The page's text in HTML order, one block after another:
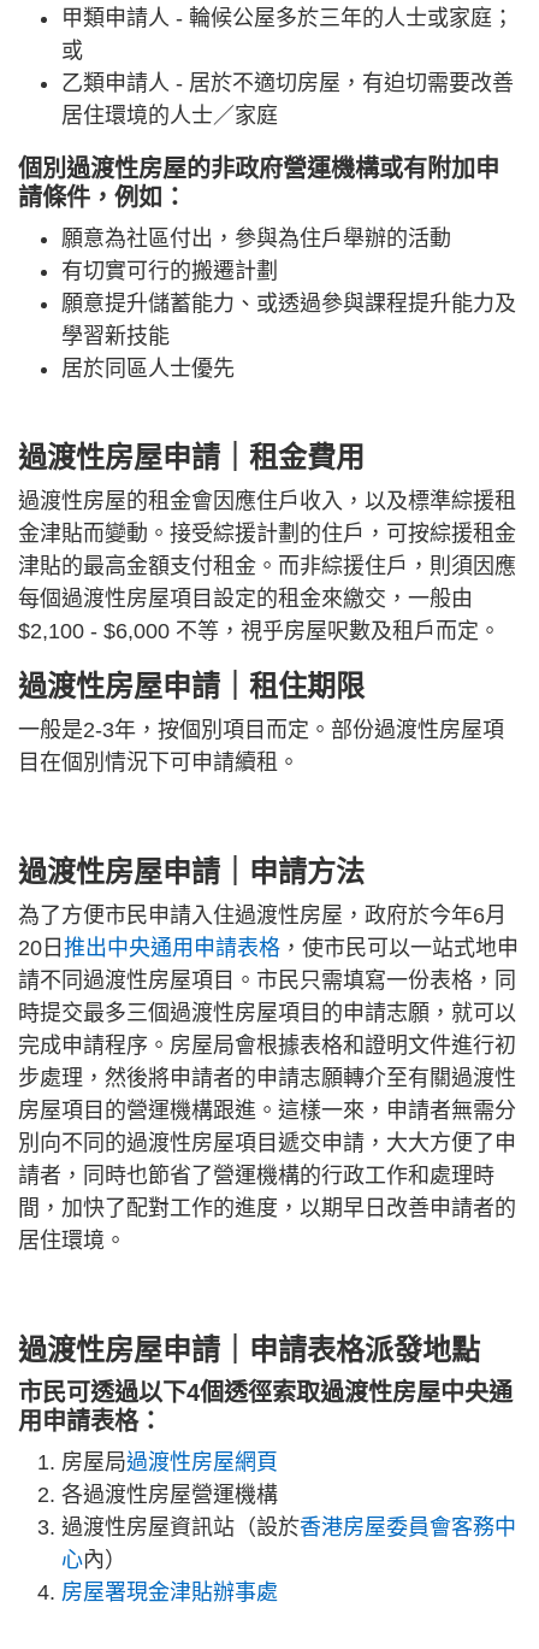
甲類申請人 - 輪候公屋多於三年的人士或家庭；
或
乙類申請人 - 居於不適切房屋，有迫切需要改善
居住環境的人士／家庭
個別過渡性房屋的非政府營運機構或有附加申
請條件，例如：
願意為社區付出，參與為住戶舉辦的活動
有切實可行的搬遷計劃
願意提升儲蓄能力、或透過參與課程提升能力及
學習新技能
居於同區人士優先
過渡性房屋申請｜租金費用
過渡性房屋的租金會因應住戶收入，以及標準綜援租
金津貼而變動。接受綜援計劃的住戶，可按綜援租金
津貼的最高金額支付租金。而非綜援住戶，則須因應
每個過渡性房屋項目設定的租金來繳交，一般由
$2,100 - $6,000 不等，視乎房屋呎數及租戶而定。
過渡性房屋申請｜租住期限
一般是2-3年，按個別項目而定。部份過渡性房屋項
目在個別情況下可申請續租。
過渡性房屋申請｜申請方法
為了方便市民申請入住過渡性房屋，政府於今年6月
20日 推出中央通用申請表格 ，使市民可以一站式地申
請不同過渡性房屋項目。市民只需填寫一份表格，同
時提交最多三個過渡性房屋項目的申請志願，就可以
完成申請程序。房屋局會根據表格和證明文件進行初
步處理，然後將申請者的申請志願轉介至有關過渡性
房屋項目的營運機構跟進。這樣一來，申請者無需分
別向不同的過渡性房屋項目遞交申請，大大方便了申
請者，同時也節省了營運機構的行政工作和處理時
間，加快了配對工作的進度，以期早日改善申請者的
居住環境。
過渡性房屋申請｜申請表格派發地點
市民可透過以下4個透徑索取過渡性房屋中央通
用申請表格：
房屋局過渡性房屋網頁
各過渡性房屋營運機構
過渡性房屋資訊站（設於香港房屋委員會客務中
心內）
房屋署現金津貼辦事處